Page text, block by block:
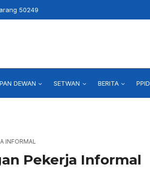
50249
DEWAN SETWAN BERITA PPID
INFORMAL
Pekerja Informal